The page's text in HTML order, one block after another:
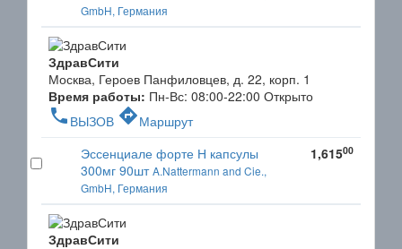
GmbH, Германия
ЗдравСити
Москва, Героев Панфиловцев, д. 22, корп. 1
Время работы: Пн-Вс: 08:00-22:00 Открыто
phone ВЫЗОВ directionsМаршрут
Эссенциале форте Н капсулы
300мг 90штA.Nattermann and Cie.,
GmbH, Германия
1,61500
ЗдравСити